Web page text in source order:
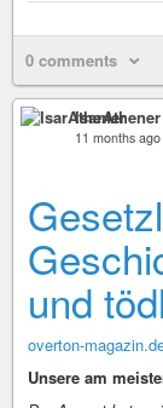
0 comments
IsarAthener
11 months ago
und
overton-
Unsere am